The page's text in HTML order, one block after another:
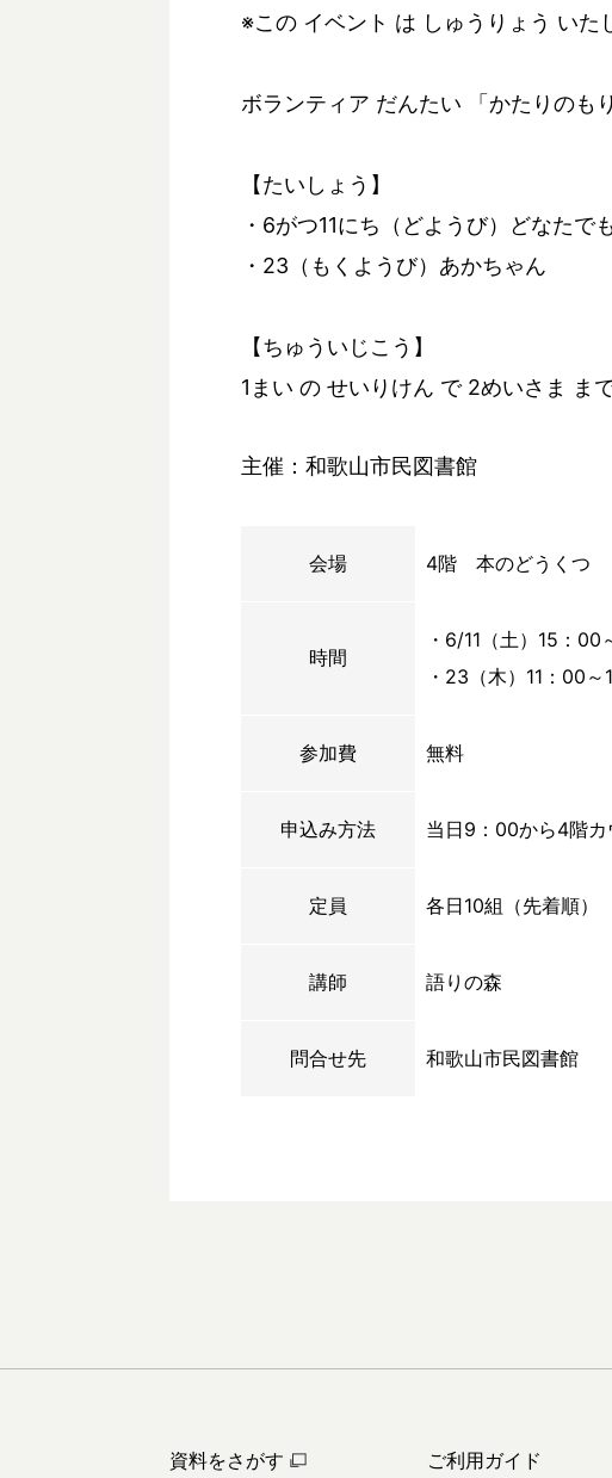
※この イベント は しゅうりょう いた
ボランティア だんたい 「かたりのも
【たいしょう】
・6がつ11にち（どようび）どなたで
・23（もくようび）あかちゃん
【ちゅういじこう】
1まい の せいりけん で 2めいさま ま
主催：和歌山市民図書館
会場 4階 本のどうくつ
時間
・6/11（土）15：00
・23（木）11：00～
参加費 無料
申込み方法 当日9：00から4階カ
定員 各日10組（先着順）
講師 語りの森
問合せ先 和歌山市民図書館
資料をさがす ご利用ガイド